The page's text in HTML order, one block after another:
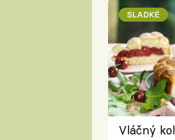
SLADKÉ
Vláčný